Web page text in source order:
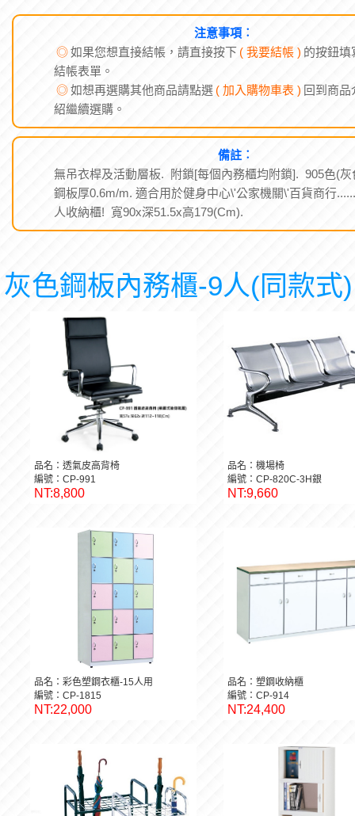
注意事項︰
◎如果您想直接結帳，請直接按下 ( 我要結帳 ) 的按鈕填
結帳表單。
◎如想再選購其他商品請點選 ( 加入購物車表 ) 回到商品
紹繼續選購。
備註︰
無吊衣桿及活動層板. 附鎖[每個內務櫃均附鎖]. 905色(灰
鋼板厚0.6m/m. 適合用於健身中心\'公家機關\'百貨商行
人收納櫃! 寬90x深51.5x高179(Cm).
灰色鋼板內務櫃-9人(同款式)
品名：透氣皮高背椅
編號：CP-991
NT:8,800
品名：機場椅
編號：CP-820C-3H銀
NT:9,660
品名：彩色塑鋼衣櫃-15人用
編號：CP-1815
NT:22,000
品名：塑鋼收納櫃
編號：CP-914
NT:24,400